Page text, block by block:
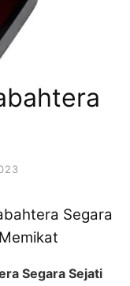
Segara
Segara Sejati